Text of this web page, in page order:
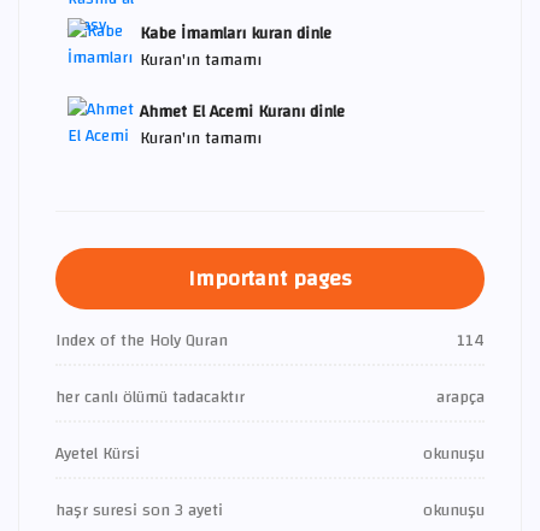
Kabe İmamları kuran dinle
Kuran'ın tamamı
Ahmet El Acemi Kuranı dinle
Kuran'ın tamamı
Important pages
Index of the Holy Quran
114
her canlı ölümü tadacaktır
arapça
Ayetel Kürsi
okunuşu
haşr suresi son 3 ayeti
okunuşu